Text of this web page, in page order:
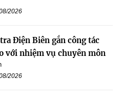
2026
Điện Biên gắn công tác
với nhiệm vụ chuyên môn
2026